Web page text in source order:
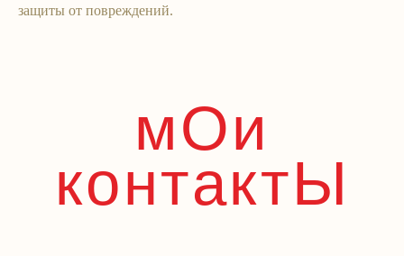
защиты от повреждений.
Адрес регистрации 127055, г. Москва, Вадковский
пер., 12‒79.
Адреса шоурумов здесь
© Все права защищены. 2026